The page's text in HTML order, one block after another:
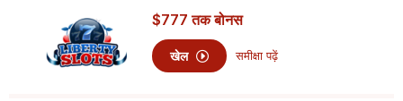
$777 तक बोनस
खेल समीक्षा पढ़ें